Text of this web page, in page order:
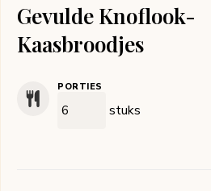
Gevulde Knoflook-
Kaasbroodjes
PORTIES
stuks